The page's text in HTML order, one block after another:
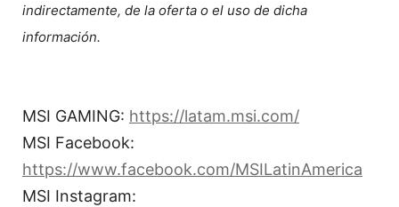
indirectamente, de la oferta o el uso de dicha
información.
MSI GAMING: https://latam.msi.com/
MSI Facebook:
https://www.facebook.com/MSILatinAmerica
MSI Instagram: